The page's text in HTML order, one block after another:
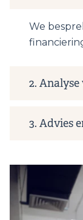
We
2. Analyse
3. Advies